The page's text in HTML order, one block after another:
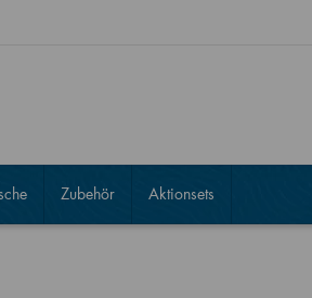
Zubehör Aktionsets